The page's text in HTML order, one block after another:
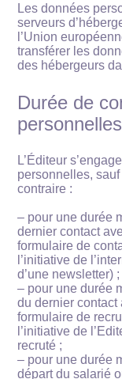
Les données
serveurs
l’Union
transférer les
des hébergeurs
Durée de
personnelles
L’Éditeur
personnelles,
contraire :
– pour une durée
dernier contact
formulaire de
l’initiative de
d’une newsletter) ;
– pour une durée
du dernier contact
formulaire de
l’initiative de
recruté ;
– pour une durée
départ du salarié